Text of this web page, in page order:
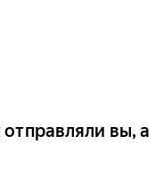
вы, а